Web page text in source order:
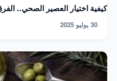
كيفية اختيار العصير الصحي..
30 يوليو 2025